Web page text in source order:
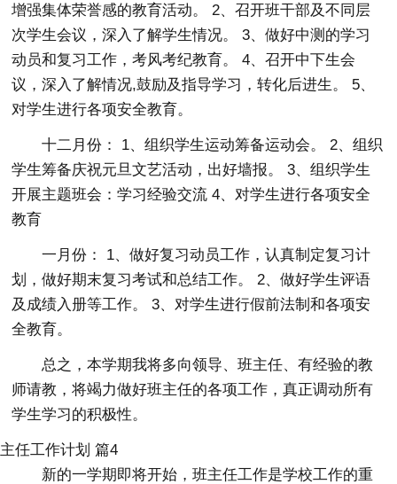
增强集体荣誉感的教育活动。 2、召开班干部及不同层
次学生会议，深入了解学生情况。 3、做好中测的学习
动员和复习工作，考风考纪教育。 4、召开中下生会
议，深入了解情况,鼓励及指导学习，转化后进生。 5、
对学生进行各项安全教育。
十二月份： 1、组织学生运动筹备运动会。 2、组织
学生筹备庆祝元旦文艺活动，出好墙报。 3、组织学生
开展主题班会：学习经验交流 4、对学生进行各项安全
教育
一月份： 1、做好复习动员工作，认真制定复习计
划，做好期末复习考试和总结工作。 2、做好学生评语
及成绩入册等工作。 3、对学生进行假前法制和各项安
全教育。
总之，本学期我将多向领导、班主任、有经验的教
师请教，将竭力做好班主任的各项工作，真正调动所有
学生学习的积极性。
主任工作计划 篇4
新的一学期即将开始，班主任工作是学校工作的重